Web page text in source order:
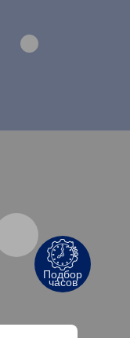
Подбор
часов